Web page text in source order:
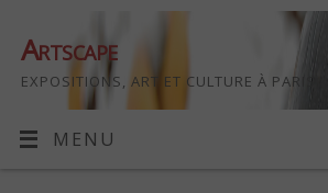
Artscape
EXPOSITIONS, ART ET CULTURE À PARIS
MENU